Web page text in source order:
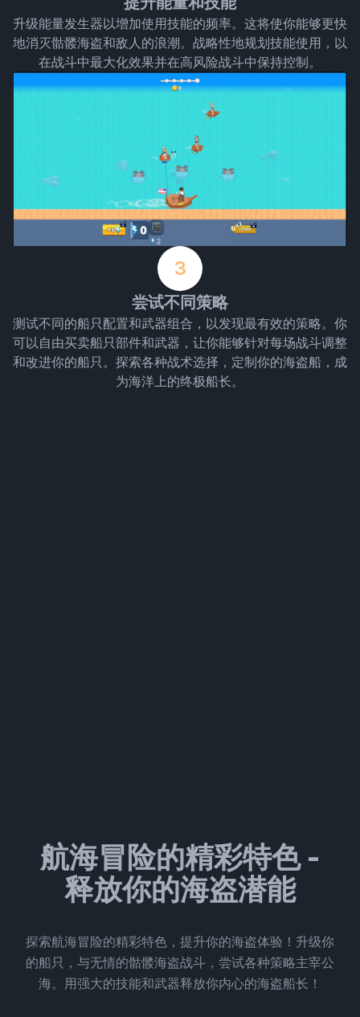
升级能量发生器以增加使用技能的频率。这将使你能够更快
地消灭骷髅海盗和敌人的浪潮。战略性地规划技能使用，以
在战斗中最大化效果并在高风险战斗中保持控制。
3
尝试不同策略
测试不同的船只配置和武器组合，以发现最有效的策略。你
可以自由买卖船只部件和武器，让你能够针对每场战斗调整
和改进你的船只。探索各种战术选择，定制你的海盗船，成
为海洋上的终极船长。
航海冒险的精彩特色 -
释放你的海盗潜能
探索航海冒险的精彩特色，提升你的海盗体验！升级你
的船只，与无情的骷髅海盗战斗，尝试各种策略主宰公
海。用强大的技能和武器释放你内心的海盗船长！